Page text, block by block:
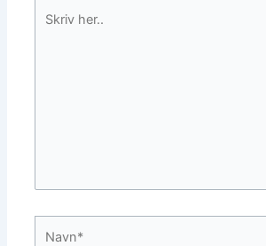
her..